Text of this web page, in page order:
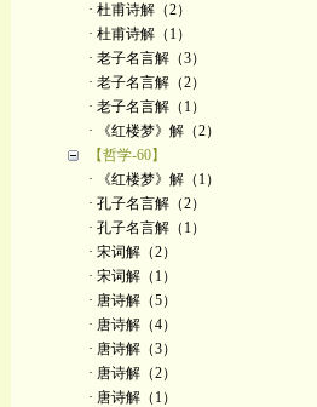
· 杜甫诗解（2）
· 杜甫诗解（1）
· 老子名言解（3）
· 老子名言解（2）
· 老子名言解（1）
· 《红楼梦》解（2）
【哲学-60】
· 《红楼梦》解（1）
· 孔子名言解（2）
· 孔子名言解（1）
· 宋词解（2）
· 宋词解（1）
· 唐诗解（5）
· 唐诗解（4）
· 唐诗解（3）
· 唐诗解（2）
· 唐诗解（1）